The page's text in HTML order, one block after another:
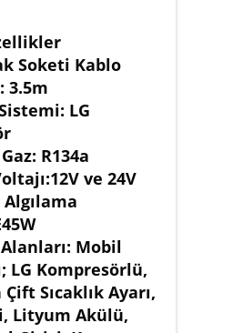
Soketi Kablo
3.5m
LG
R134a
ve 24V
Mobil
LG Kompresörlü,
Sıcaklık Ayarı,
Lityum Akülü,